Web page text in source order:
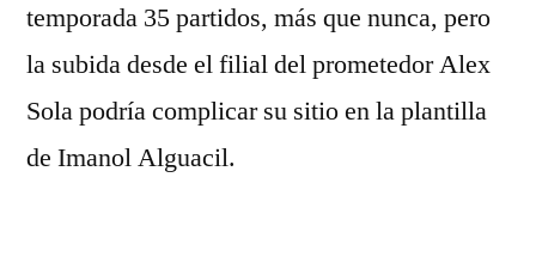
temporada 35 partidos, más que nunca, pero
la subida desde el filial del prometedor Alex
Sola podría complicar su sitio en la plantilla
de Imanol Alguacil.